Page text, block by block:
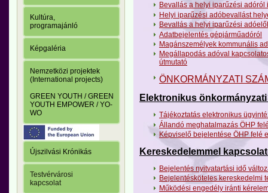
Kultúra,
programajánló
Képgaléria
Nemzetközi projektek
(International projects)
GREEN YOUTH / GREEN
YOUTH EMPOWER / YO-
WO
Újszilvási Krónikás
Testvérvárosi
kapcsolat
Bevallás a helyi iparűzési
Helyi iparűzési adóbevallást
Bevallás a helyi iparűzési
Adatbejelentés gépjárműadóról
Magánszemélyek kommunális
Megállapodás adóval
útmutató
ÖNKORMÁNYZATI
Elektronikus
Tájékoztatás elektronikus
Állandó meghatalmazás ÖHP
Képviselő bejelentése ÖHP felé
Kereskedelemmel
Bejelentés nyitvatartási idő
Bejelentésköteles kereskedelmi
Működési engedély iránti